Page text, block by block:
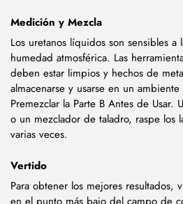
Medición y Mezcla
Los uretanos líquidos son sensibles
humedad atmosférica. Las
deben estar limpios y hechos de
almacenarse y usarse en un
Premezclar la Parte B Antes de
o un mezclador de taladro, raspe
varias veces.
Vertido
Para obtener los mejores resultados,